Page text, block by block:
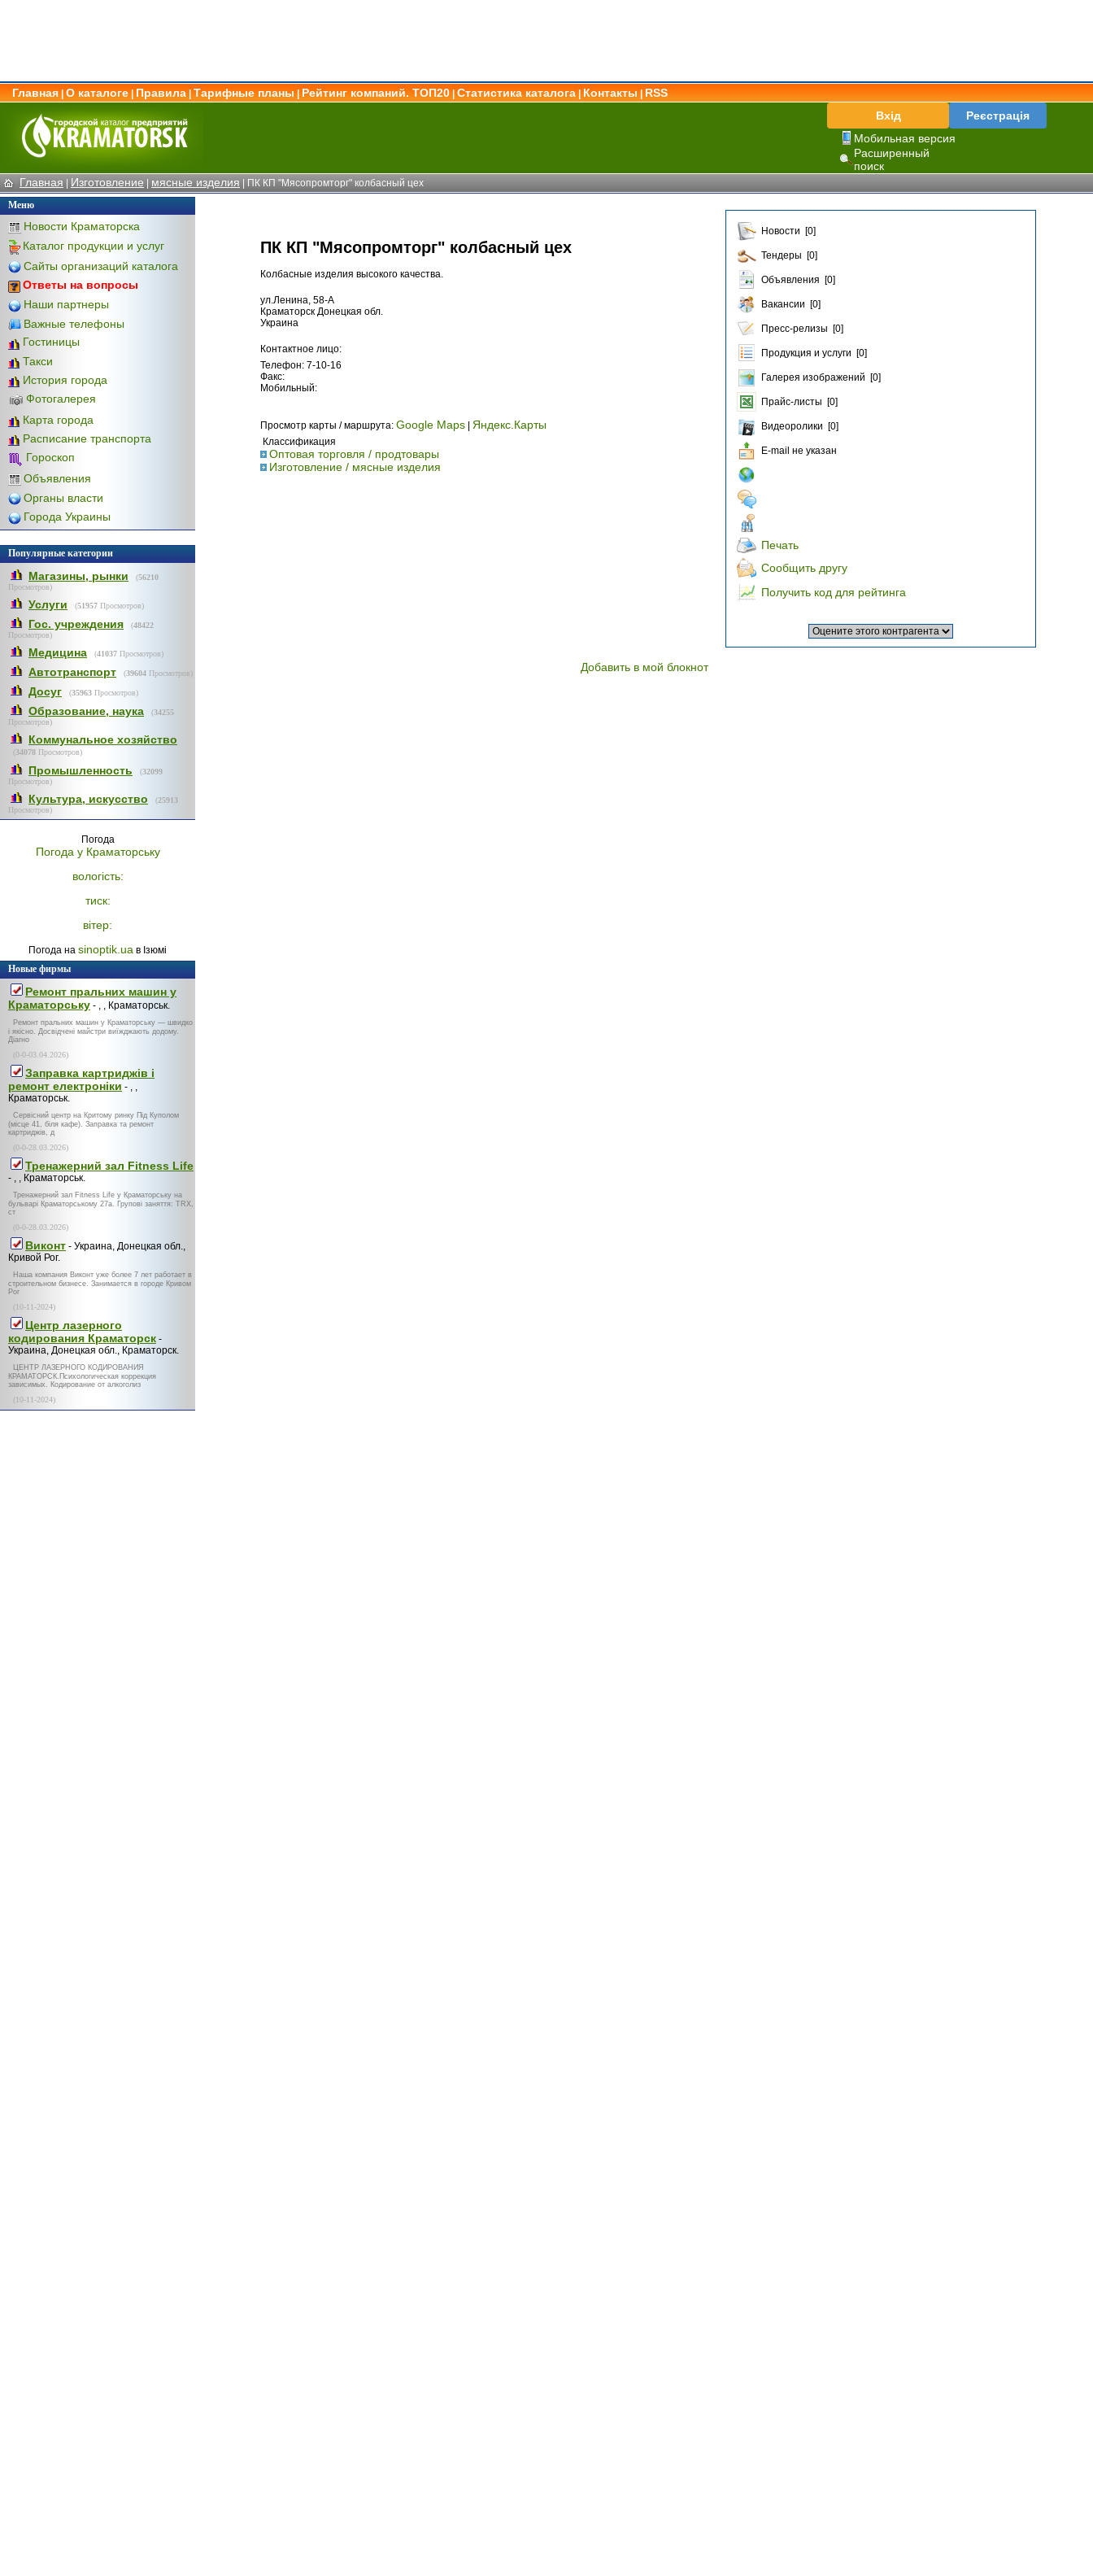
Главная О каталоге Правила Тарифные планы Рейтинг компаний. ТОП20 Статистика каталога Контакты
RSS
Вхід
Реєстрація
Мобильная версия
Расширенный
поиск
Главная | Изготовление | мясные изделия | ПК КП "Мясопромторг" колбасный цех
Меню
Новости Краматорска
Каталог продукции и услуг
Сайты организаций каталога
Ответы на вопросы
Наши партнеры
Важные телефоны
Гостиницы
Такси
История города
Фотогалерея
Карта города
Расписание транспорта
Гороскоп
Объявления
Органы власти
Города Украины
Популярные категории
Магазины, рынки (56210
Просмотров)
Услуги (51957 Просмотров)
Гос. учреждения (48422
Просмотров)
Медицина (41037 Просмотров)
Автотранспорт (39604 Просмотров)
Досуг (35963 Просмотров)
Образование, наука (34255
Просмотров)
Коммунальное хозяйство
(34078 Просмотров)
Промышленность (32099
Просмотров)
Культура, искусство (25913
Просмотров)
Погода
Погода у Краматорську
вологість:
тиск:
вітер:
Погода на sinoptik.ua в Ізюмі
Новые фирмы
Ремонт пральних машин у
Краматорську - , , Краматорськ.
Ремонт пральних машин у Краматорську — швидко
і якісно. Досвідчені майстри виїжджають додому.
Діагно
(0-0-03.04.2026)
Заправка картриджів і
ремонт електроніки - , ,
Краматорськ.
Сервісний центр на Критому ринку Під Куполом
(місце 41, біля кафе). Заправка та ремонт
картриджів, д
(0-0-28.03.2026)
Тренажерний зал Fitness Life
- , , Краматорськ.
Тренажерний зал Fitness Life у Краматорську на
бульварі Краматорському 27а. Групові заняття: TRX,
ст
(0-0-28.03.2026)
Виконт - Украина, Донецкая обл.,
Кривой Рог.
Наша компания Виконт уже более 7 лет работает в
строительном бизнесе. Занимается в городе Кривом
Рог
(10-11-2024)
Центр лазерного
кодирования Краматорск -
Украина, Донецкая обл., Краматорск.
ЦЕНТР ЛАЗЕРНОГО КОДИРОВАНИЯ
КРАМАТОРСК.Психологическая коррекция
зависимых. Кодирование от алкоголиз
(10-11-2024)
ПК КП "Мясопромторг" колбасный цех
Колбасные изделия высокого качества.
ул.Ленина, 58-А
Краматорск Донецкая обл.
Украина
Контактное лицо:
Телефон: 7-10-16
Факс:
Мобильный:
Просмотр карты / маршрута: Google Maps | Яндекс.Карты
Классификация
Оптовая торговля / продтовары
Изготовление / мясные изделия
Новости [0]
Тендеры [0]
Объявления [0]
Вакансии [0]
Пресс-релизы [0]
Продукция и услуги [0]
Галерея изображений [0]
Прайс-листы [0]
Видеоролики [0]
E-mail не указан
Печать
Сообщить другу
Получить код для рейтинга
Добавить в мой блокнот